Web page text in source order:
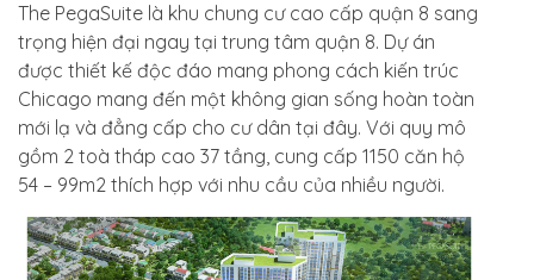
The PegaSuite là khu chung cư cao cấp quận 8 sang
trọng hiện đại ngay tại trung tâm quận 8. Dự án
được thiết kế độc đáo mang phong cách kiến trúc
Chicago mang đến một không gian sống hoàn toàn
mới lạ và đẳng cấp cho cư dân tại đây. Với quy mô
gồm 2 toà tháp cao 37 tầng, cung cấp 1150 căn hộ
54 – 99m2 thích hợp với nhu cầu của nhiều người.